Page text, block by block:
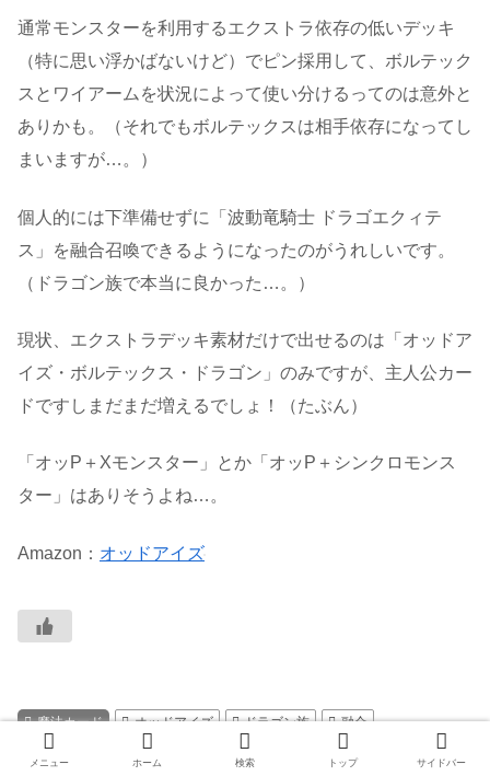
通常モンスターを利用するエクストラ依存の低いデッキ
（特に思い浮かばないけど）でピン採用して、ボルテック
スとワイアームを状況によって使い分けるってのは意外と
ありかも。（それでもボルテックスは相手依存になってし
まいますが…。）
個人的には下準備せずに「波動竜騎士 ドラゴエクィテ
ス」を融合召喚できるようになったのがうれしいです。
（ドラゴン族で本当に良かった…。）
現状、エクストラデッキ素材だけで出せるのは「オッドア
イズ・ボルテックス・ドラゴン」のみですが、主人公カー
ドですしまだまだ増えるでしょ！（たぶん）
「オッP＋Xモンスター」とか「オッP＋シンクロモンス
ター」はありそうよね…。
Amazon： オッドアイズ
魔法カード オッドアイズ ドラゴン族 融合
スポンサーリンク
メニュー ホーム 検索 トップ サイドバー